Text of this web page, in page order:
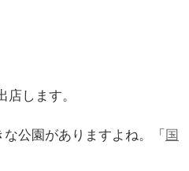
します。
公園がありますよね。「 国